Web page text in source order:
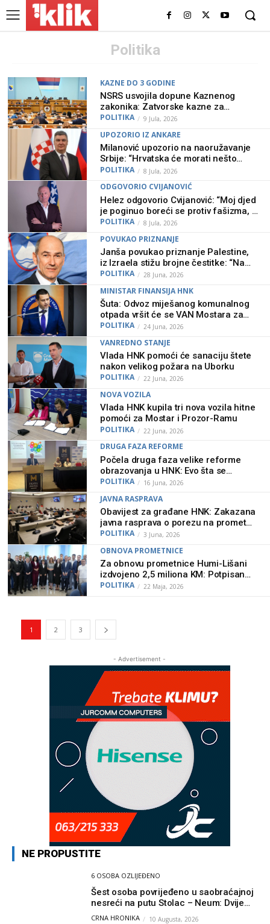
Politika
KAZNE DO 3 GODINE
NSRS usvojila dopune Kaznenog
zakonika: Zatvorske kazne za
veličanje Armije RBiH i simbola NDH-
POLITIKA 9 Jula, 2026
UPOZORIO IZ ANKARE
Milanović upozorio na naoružavanje
Srbije: “Hrvatska će morati nešto
poduzeti”
POLITIKA 8 Jula, 2026
ODGOVORIO CVIJANOVIĆ
Helez odgovorio Cvijanović: “Moj djed
je poginuo boreći se protiv fašizma, a
koje vrijednosti vi birate?”
POLITIKA 8 Jula, 2026
POVUKAO PRIZNANJE
Janša povukao priznanje Palestine,
iz Izraela stižu brojne čestitke: “Na
pravoj strani historije”
POLITIKA 28 Juna, 2026
MINISTAR FINANSIJA HNK
Šuta: Odvoz miješanog komunalnog
otpada vršit će se VAN Mostara za
što sam se lično i zalagao i
POLITIKA 24 Juna, 2026
VANREDNO STANJE
Vlada HNK pomoći će sanaciju štete
nakon velikog požara na Uborku
POLITIKA 22 Juna, 2026
NOVA VOZILA
Vlada HNK kupila tri nova vozila hitne
pomoći za Mostar i Prozor-Ramu
POLITIKA 22 Juna, 2026
DRUGA FAZA REFORME
Počela druga faza velike reforme
obrazovanja u HNK: Evo šta se
mijenja za učenike
POLITIKA 16 Juna, 2026
JAVNA RASPRAVA
Obavijest za građane HNK: Zakazana
javna rasprava o porezu na promet
nekretnina
POLITIKA 3 Juna, 2026
OBNOVA PROMETNICE
Za obnovu prometnice Humi-Lišani
izdvojeno 2,5 miliona KM: Potpisan
važan ugovor u Mostaru
POLITIKA 22 Maja, 2026
1 2 3
- Advertisement -
NE PROPUSTITE
6 OSOBA OZLIJEĐENO
Šest osoba povrijeđeno u saobraćajnoj
nesreći na putu Stolac – Neum: Dvije
osobe zadobile teške tjelesne povrede
CRNA HRONIKA 10 Augusta, 2026